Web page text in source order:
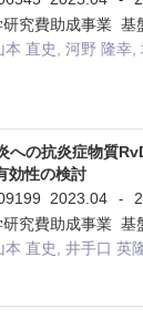
究費助成事業 基
直史, 河野 隆幸,
への抗炎症物質
効性の検討
2023.04 -
究費助成事業 基
直史, 井手口 英